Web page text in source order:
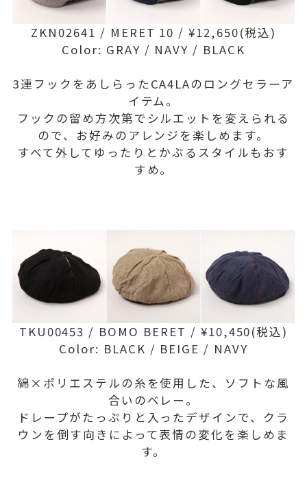
ZKN02641 / MERET 10 / ¥12,650(税込)
Color: GRAY / NAVY / BLACK
3連フックをあしらったCA4LAのロングセラーア
イテム。
フックの留め方次第でシルエットを変えられる
ので、お好みのアレンジを楽しめます。
すべて外してゆったりとかぶるスタイルもおす
すめ。
TKU00453 / BOMO BERET / ¥10,450(税込)
Color: BLACK / BEIGE / NAVY
綿×ポリエステルの糸を使用した、ソフトな風
合いのベレー。
ドレープがたっぷりと入ったデザインで、クラ
ウンを倒す向きによって表情の変化を楽しめま
す。